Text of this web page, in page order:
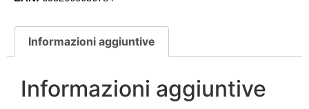
Informazioni aggiuntive
Informazioni aggiuntive